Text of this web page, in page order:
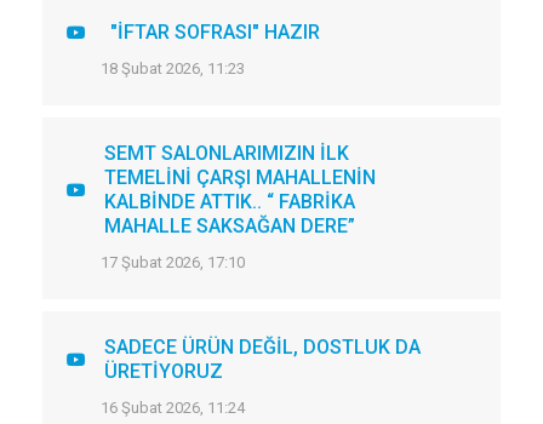
"İFTAR SOFRASI" HAZIR
18 Şubat 2026, 11:23
SEMT SALONLARIMIZIN İLK
TEMELİNİ ÇARŞI MAHALLENİN
KALBİNDE ATTIK.. “ FABRİKA
MAHALLE SAKSAĞAN DERE”
17 Şubat 2026, 17:10
SADECE ÜRÜN DEĞİL, DOSTLUK DA
ÜRETİYORUZ
16 Şubat 2026, 11:24